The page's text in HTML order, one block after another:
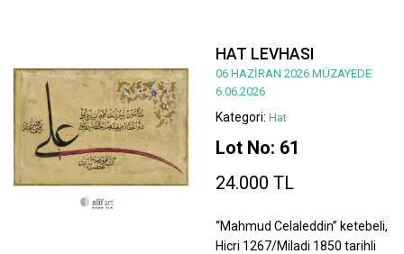
HAT LEVHASI
06 HAZİRAN 2026 MÜZAYEDE
6.06.2026
Kategori: Hat
Lot No: 61
24.000 TL
“Mahmud Celaleddin” ketebeli,
Hicri 1267/Miladi 1850 tarihli